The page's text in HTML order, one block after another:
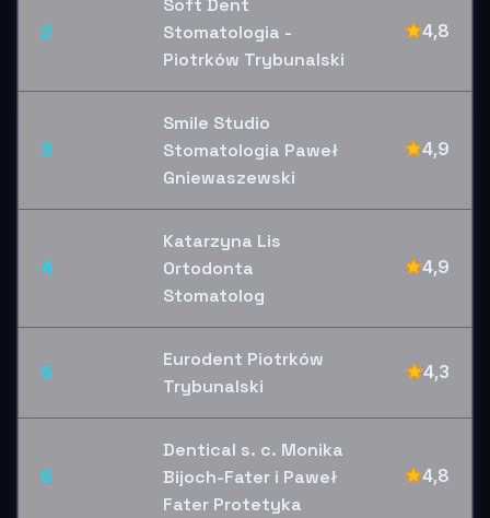
2
Soft Dent
Stomatologia -
Piotrków Trybunalski
4,8
3
Smile Studio
Stomatologia Paweł
Gniewaszewski
4,9
4
Katarzyna Lis
Ortodonta
Stomatolog
4,9
5
Eurodent Piotrków
Trybunalski
4,3
6
Dentical s. c. Monika
Bijoch-Fater i Paweł
Fater Protetyka
4,8